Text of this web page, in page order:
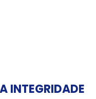
INTEGRIDADE